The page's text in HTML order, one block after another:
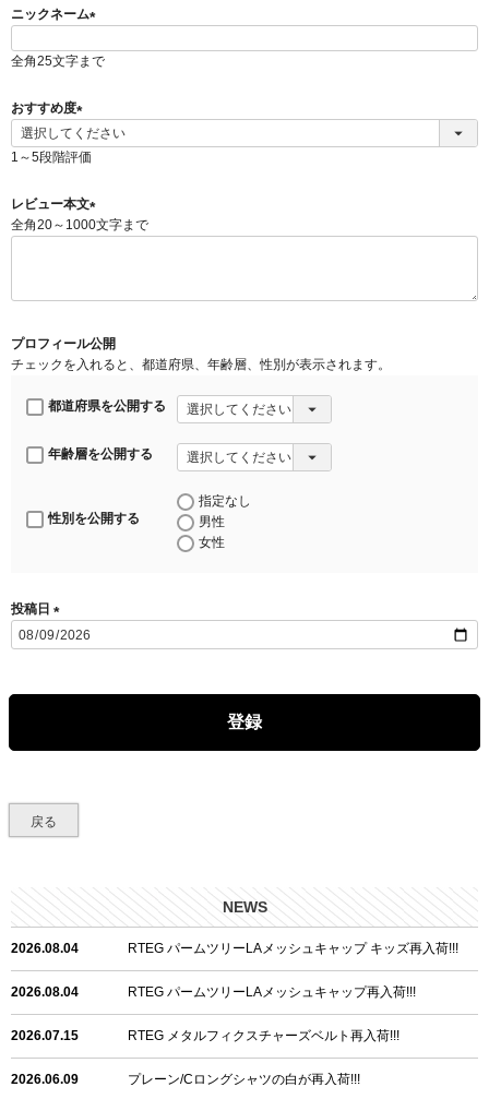
ニックネーム
必
全角25文字まで
おすすめ度
(
必
)
1～5段階評価
レビュー本文
(
全角20～1000文字まで
プロフィール公開
チェックを入れると、都道府県、年齢層、性別が表示されます。
都道府県を公開する
年齢層を公開する
性別を公開する
指定なし
男性
女性
投稿日
(
)
登録
戻る
NEWS
2026.08.04 RTEG パームツリーLAメッシュキャップ キッズ再入荷!!!
2026.08.04 RTEG パームツリーLAメッシュキャップ再入荷!!!
2026.07.15 RTEG メタルフィクスチャーズベルト再入荷!!!
2026.06.09 プレーン/Cロングシャツの白が再入荷!!!